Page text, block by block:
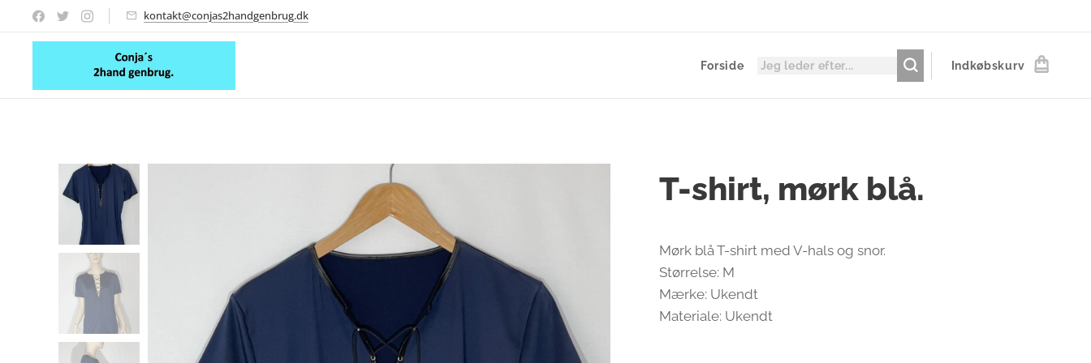
kontakt@conjas2handgenbrug.dk
Forside Indkøbskurv
T-shirt, mørk blå.
Mørk blå T-shirt med V-hals og snor.
Størrelse: M
Mærke: Ukendt
Materiale: Ukendt